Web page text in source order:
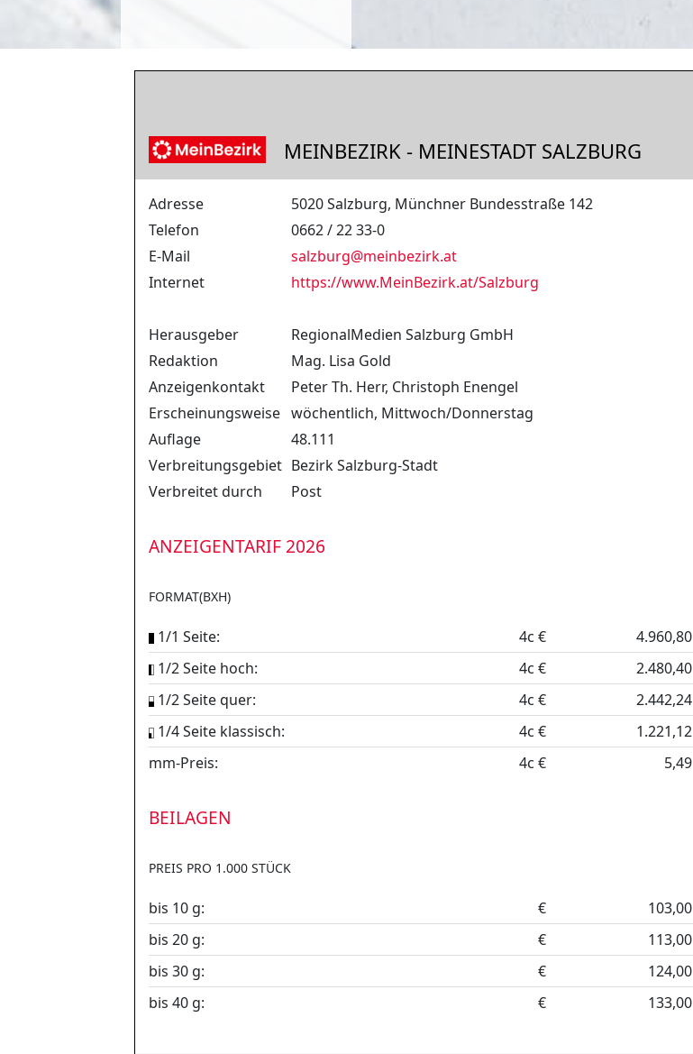
MEINBEZIRK - MEINESTADT SALZBURG
Adresse
5020 Salzburg, Münchner Bundesstraße 142
Telefon
0662 / 22 33-0
E-Mail
salzburg@meinbezirk.at
Internet
https://www.MeinBezirk.at/Salzburg
Herausgeber
RegionalMedien Salzburg GmbH
Redaktion
Mag. Lisa Gold
Anzeigenkontakt
Peter Th. Herr, Christoph Enengel
Erscheinungsweise wöchentlich, Mittwoch/Donnerstag
Auflage
48.111
Verbreitungsgebiet Bezirk Salzburg-Stadt
Verbreitet durch
Post
ANZEIGENTARIF 2026
FORMAT(BXH)
1/1 Seite: 4c € 4.960,80
1/2 Seite hoch:
4c € 2.480,40
1/2 Seite quer:
4c € 2.442,24
1/4 Seite klassisch:
4c € 1.221,12
mm-Preis:
4c € 5,49
BEILAGEN
PREIS PRO 1.000 STÜCK
bis 10 g: €
103,00
bis 20 g:
€
113,00
bis 30 g:
€
124,00
bis 40 g:
€ 133,00